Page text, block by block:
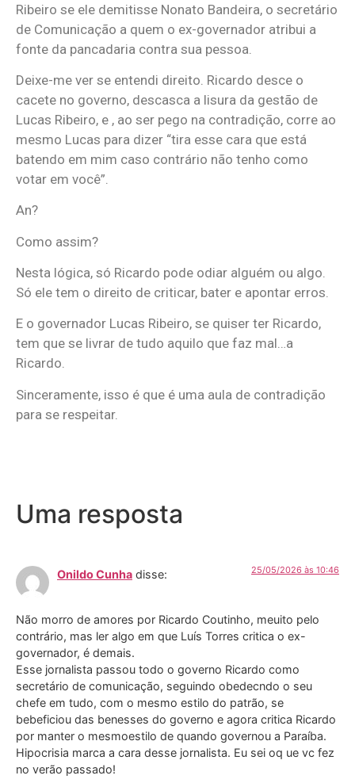
Ribeiro se ele demitisse Nonato Bandeira, o secretário
de Comunicação a quem o ex-governador atribui a
fonte da pancadaria contra sua pessoa.
Deixe-me ver se entendi direito. Ricardo desce o
cacete no governo, descasca a lisura da gestão de
Lucas Ribeiro, e , ao ser pego na contradição, corre ao
mesmo Lucas para dizer “tira esse cara que está
batendo em mim caso contrário não tenho como
votar em você”.
An?
Como assim?
Nesta lógica, só Ricardo pode odiar alguém ou algo.
Só ele tem o direito de criticar, bater e apontar erros.
E o governador Lucas Ribeiro, se quiser ter Ricardo,
tem que se livrar de tudo aquilo que faz mal…a
Ricardo.
Sinceramente, isso é que é uma aula de contradição
para se respeitar.
Uma resposta
Onildo Cunha disse: 25/05/2026 às 10:46
Não morro de amores por Ricardo Coutinho, meuito pelo
contrário, mas ler algo em que Luís Torres critica o ex-
governador, é demais.
Esse jornalista passou todo o governo Ricardo como
secretário de comunicação, seguindo obedecndo o seu
chefe em tudo, com o mesmo estilo do patrão, se
bebeficiou das benesses do governo e agora critica Ricardo
por manter o mesmoestilo de quando governou a Paraíba.
Hipocrisia marca a cara desse jornalista. Eu sei oq ue vc fez
no verão passado!